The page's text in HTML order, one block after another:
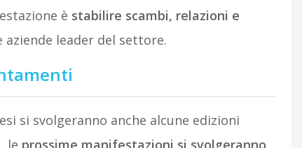
è stabilire scambi, relazioni e
leader del settore.
si svolgeranno anche alcune edizioni
le prossime manifestazioni si svolgeranno